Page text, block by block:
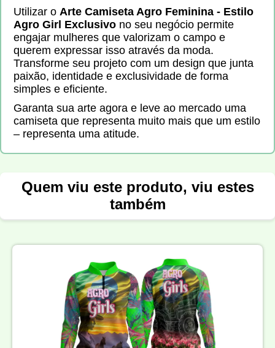
Utilizar o Arte Camiseta Agro Feminina - Estilo
Agro Girl Exclusivo no seu negócio permite
engajar mulheres que valorizam o campo e
querem expressar isso através da moda.
Transforme seu projeto com um design que junta
paixão, identidade e exclusividade de forma
simples e eficiente.
Garanta sua arte agora e leve ao mercado uma
camiseta que representa muito mais que um estilo
– representa uma atitude.
Quem viu este produto, viu estes
também